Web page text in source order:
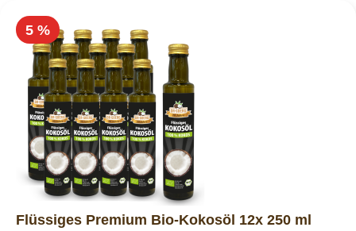
5 %
Flüssiges Premium Bio-Kokosöl 12x 250 ml